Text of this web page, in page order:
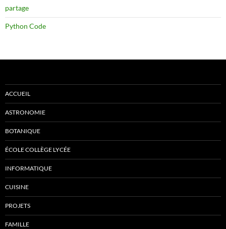
partage
Python Code
ACCUEIL
ASTRONOMIE
BOTANIQUE
ÉCOLE COLLÈGE LYCÉE
INFORMATIQUE
CUISINE
PROJETS
FAMILLE